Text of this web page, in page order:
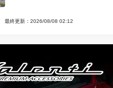
最終更新：2026/08/08 02:12